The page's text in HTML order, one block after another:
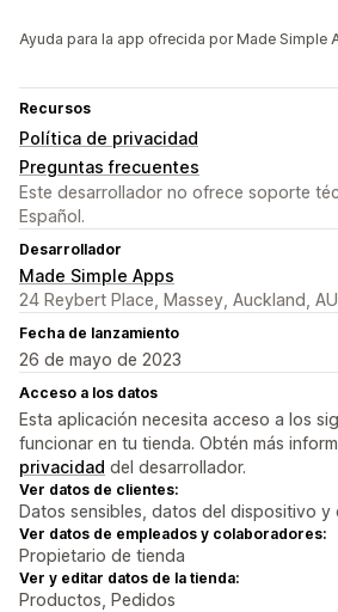
Ayuda para la app ofrecida por Made Simple
Recursos
Política de privacidad
Preguntas frecuentes
Este desarrollador no ofrece soporte
Español.
Desarrollador
Made Simple Apps
24 Reybert Place, Massey, Auckland,
Fecha de lanzamiento
26 de mayo de 2023
Acceso a los datos
Esta aplicación necesita acceso a los
funcionar en tu tienda. Obtén más
privacidad del desarrollador.
Ver datos de clientes:
Datos sensibles, datos del dispositivo y
Ver datos de empleados y colaboradores:
Propietario de tienda
Ver y editar datos de la tienda:
Productos, Pedidos